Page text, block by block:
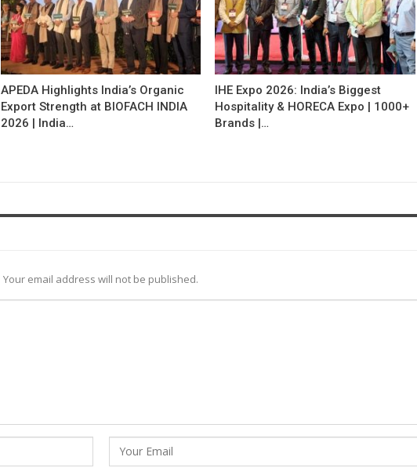
APEDA Highlights India’s Organic
Export Strength at BIOFACH INDIA
2026 | India…
IHE Expo 2026: India’s Biggest
Hospitality & HORECA Expo | 1000+
Brands |…
Your email address will not be published.